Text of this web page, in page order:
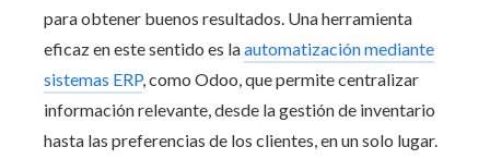
para obtener buenos resultados. Una herramienta
eficaz en este sentido es laautomatización mediante
sistemas ERP, como Odoo, que permite centralizar
información relevante, desde la gestión de inventario
hasta las preferencias de los clientes, en un solo lugar.